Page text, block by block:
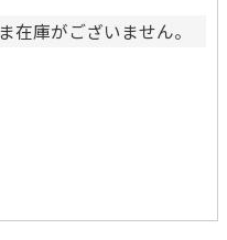
在庫がございません。